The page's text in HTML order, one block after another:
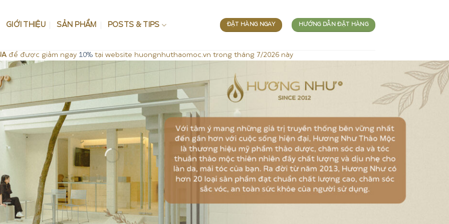
GIỚI THIỆU SẢN PHẨM POSTS & TIPS ĐẶT HÀNG NGAY HƯỚNG DẪN ĐẶT HÀNG
để được giảm ngay 10%tại website huongnhuthaomoc.vn trong tháng 7/2026 này